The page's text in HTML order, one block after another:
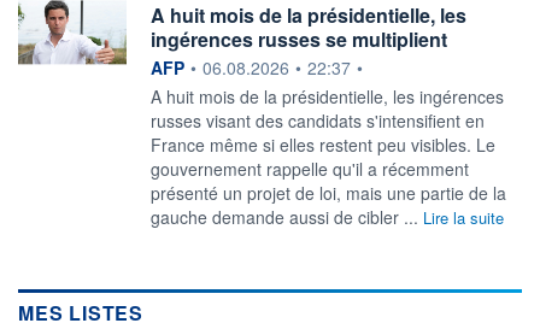
A huit mois de la présidentielle, les
ingérences russes se multiplient
information fournie par
AFP • 06.08.2026 • 22:37 •
A huit mois de la présidentielle, les ingérences
russes visant des candidats s'intensifient en
France même si elles restent peu visibles. Le
gouvernement rappelle qu'il a récemment
présenté un projet de loi, mais une partie de la
gauche demande aussi de cibler ... Lire la suite
MES LISTES